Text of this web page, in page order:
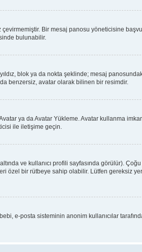
Bir mesaj panosu yöneticisine
bulunabilir.
blok ya da nokta şeklinde; mesaj
benzersiz, avatar olarak bilinen bir resimdir.
ya da Avatar Yükleme. Avatar kullanma
ile iletişime geçin.
ve kullanıcı profili sayfasında görülür).
özel bir rütbeye sahip olabilir. Lütfen gereksiz
e-posta sisteminin anonim kullanıcılar